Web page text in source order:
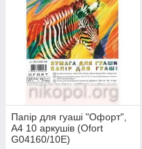
Папір для гуаші "Офорт",
А4 10 аркушів (Ofort
G04160/10E)